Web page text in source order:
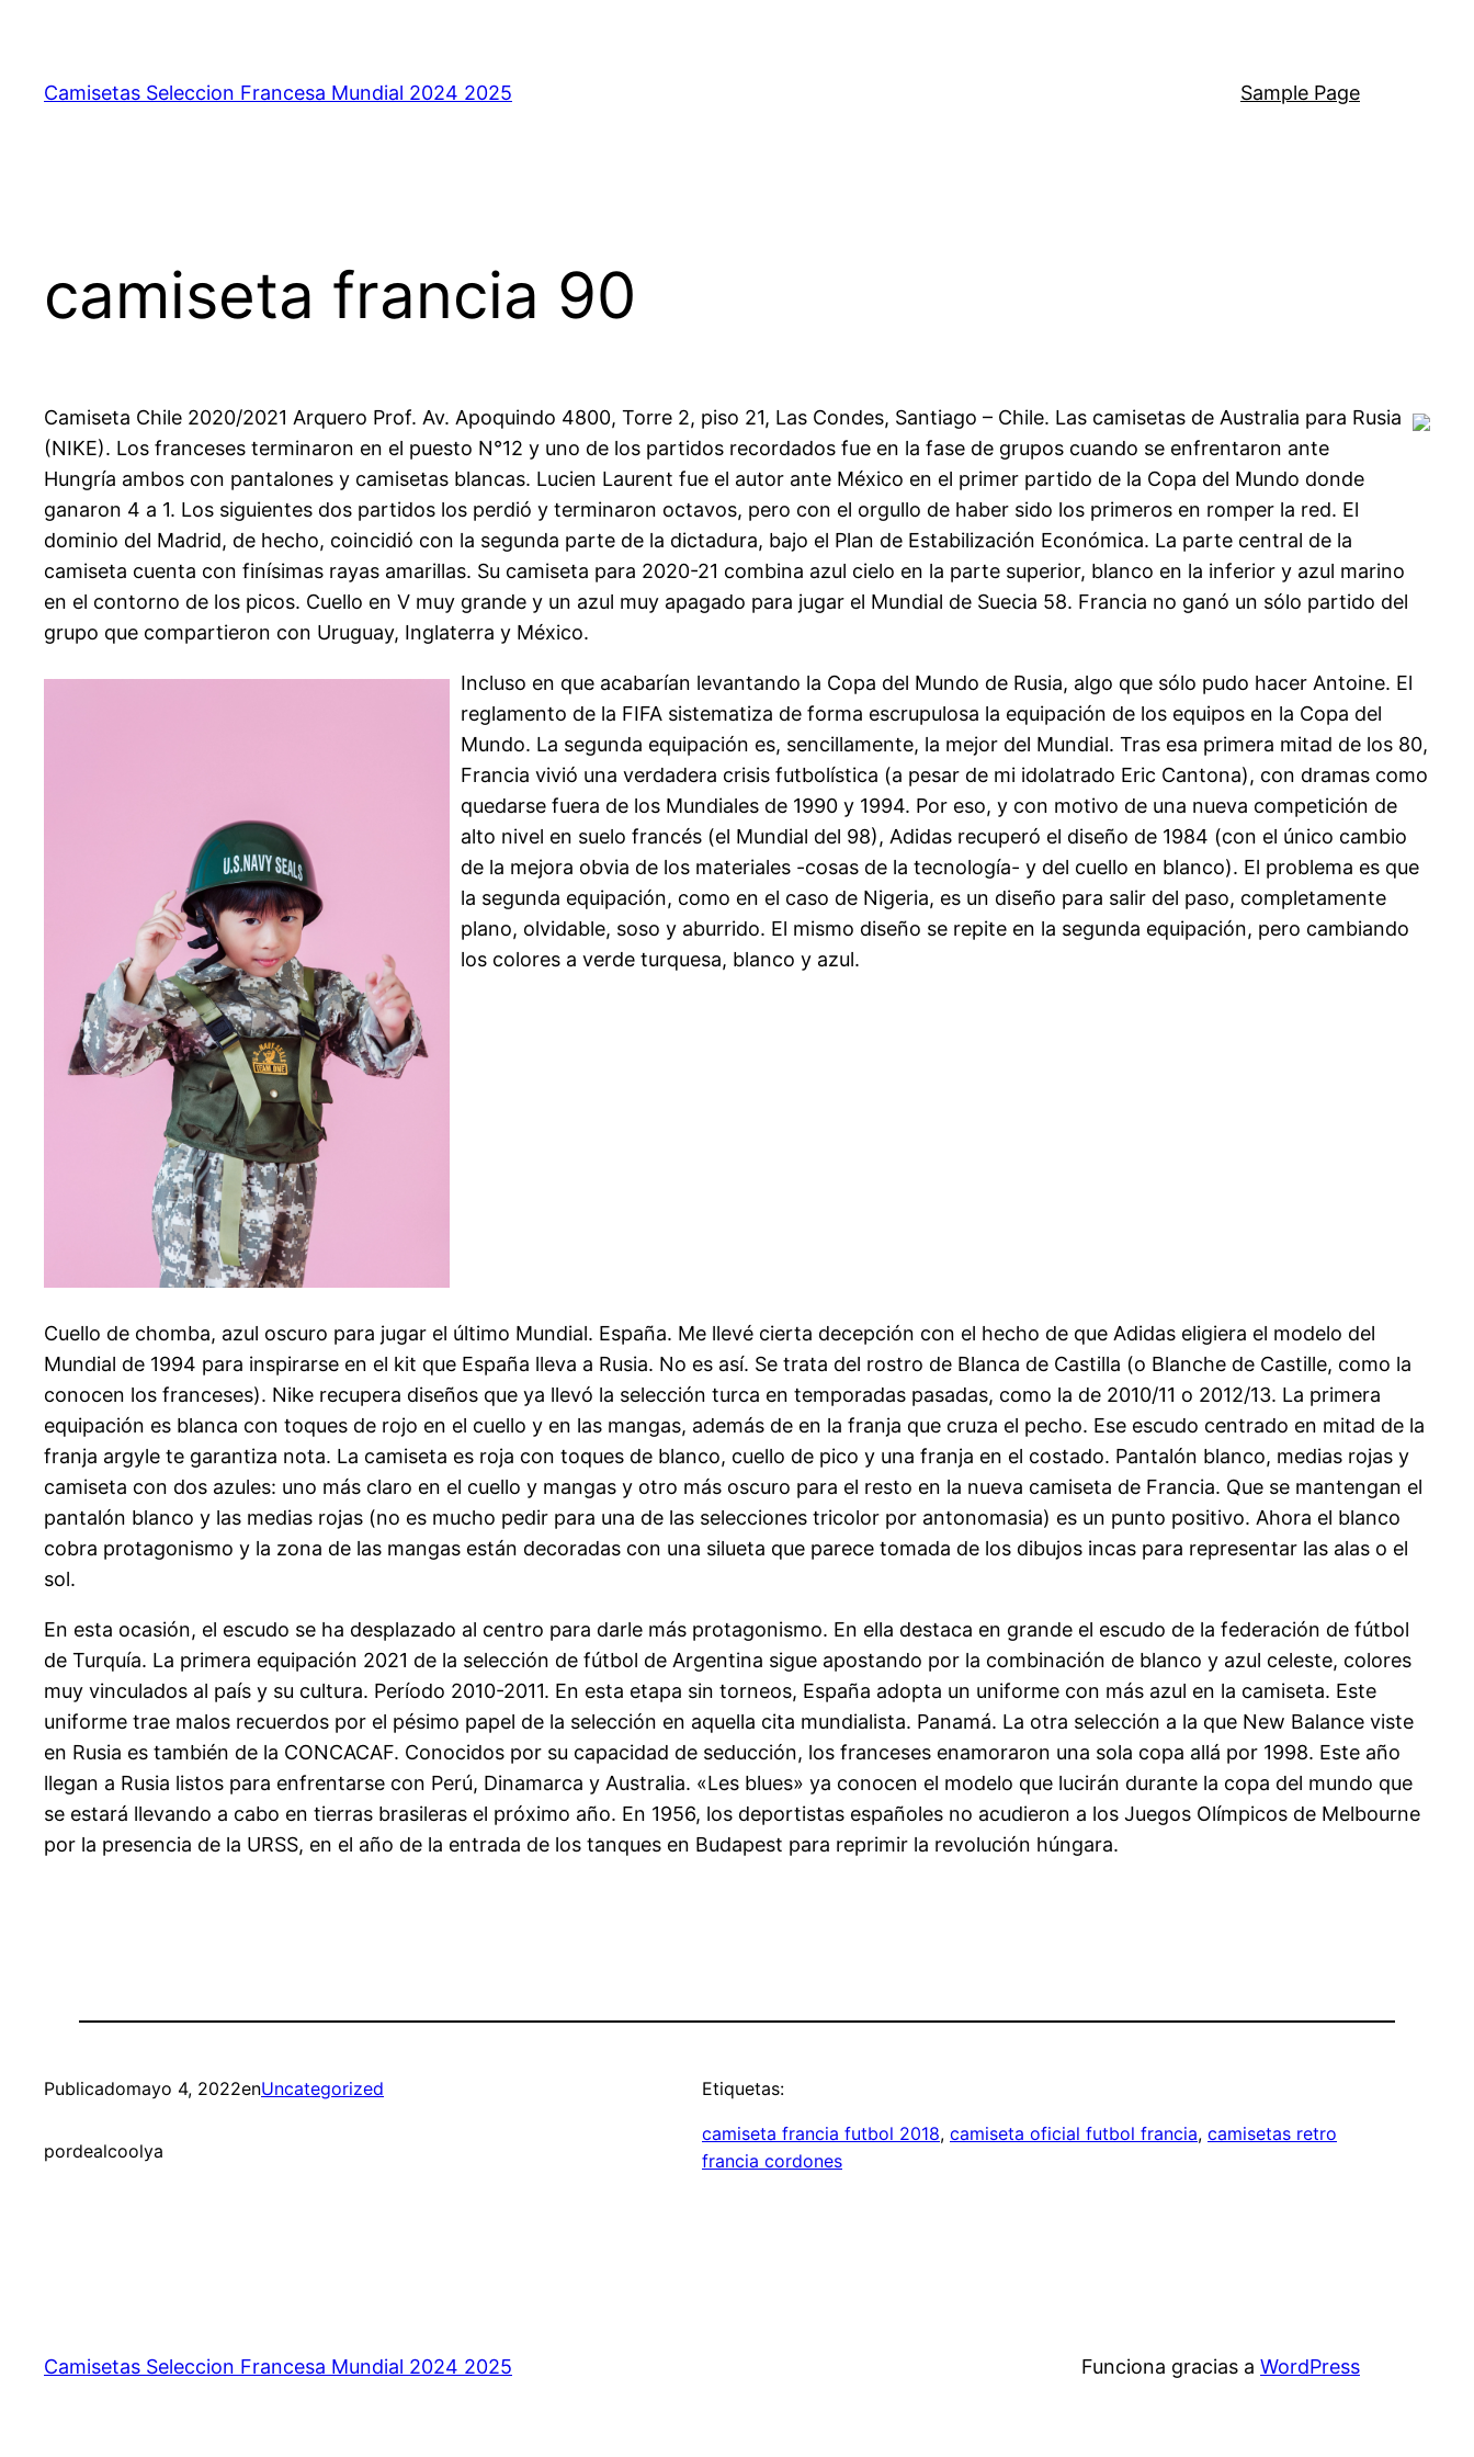
contenido
Camisetas Seleccion Francesa Mundial 2024 2025 Sample Page
camiseta francia 90
Camiseta Chile 2020/2021 Arquero Prof. Av. Apoquindo 4800, Torre 2, piso 21, Las Condes, Santiago – Chile. Las camisetas de Australia para Rusia
(NIKE). Los franceses terminaron en el puesto N°12 y uno de los partidos recordados fue en la fase de grupos cuando se enfrentaron ante
Hungría ambos con pantalones y camisetas blancas. Lucien Laurent fue el autor ante México en el primer partido de la Copa del Mundo donde
ganaron 4 a 1. Los siguientes dos partidos los perdió y terminaron octavos, pero con el orgullo de haber sido los primeros en romper la red. El
dominio del Madrid, de hecho, coincidió con la segunda parte de la dictadura, bajo el Plan de Estabilización Económica. La parte central de la
camiseta cuenta con finísimas rayas amarillas. Su camiseta para 2020-21 combina azul cielo en la parte superior, blanco en la inferior y azul marino
en el contorno de los picos. Cuello en V muy grande y un azul muy apagado para jugar el Mundial de Suecia 58. Francia no ganó un sólo partido del
grupo que compartieron con Uruguay, Inglaterra y México.
Incluso en que acabarían levantando la Copa del Mundo de Rusia, algo que sólo pudo hacer Antoine. El
reglamento de la FIFA sistematiza de forma escrupulosa la equipación de los equipos en la Copa del
Mundo. La segunda equipación es, sencillamente, la mejor del Mundial. Tras esa primera mitad de los 80,
Francia vivió una verdadera crisis futbolística (a pesar de mi idolatrado Eric Cantona), con dramas como
quedarse fuera de los Mundiales de 1990 y 1994. Por eso, y con motivo de una nueva competición de
alto nivel en suelo francés (el Mundial del 98), Adidas recuperó el diseño de 1984 (con el único cambio
de la mejora obvia de los materiales -cosas de la tecnología- y del cuello en blanco). El problema es que
la segunda equipación, como en el caso de Nigeria, es un diseño para salir del paso, completamente
plano, olvidable, soso y aburrido. El mismo diseño se repite en la segunda equipación, pero cambiando
los colores a verde turquesa, blanco y azul.
Cuello de chomba, azul oscuro para jugar el último Mundial. España. Me llevé cierta decepción con el hecho de que Adidas eligiera el modelo del
Mundial de 1994 para inspirarse en el kit que España lleva a Rusia. No es así. Se trata del rostro de Blanca de Castilla (o Blanche de Castille, como la
conocen los franceses). Nike recupera diseños que ya llevó la selección turca en temporadas pasadas, como la de 2010/11 o 2012/13. La primera
equipación es blanca con toques de rojo en el cuello y en las mangas, además de en la franja que cruza el pecho. Ese escudo centrado en mitad de la
franja argyle te garantiza nota. La camiseta es roja con toques de blanco, cuello de pico y una franja en el costado. Pantalón blanco, medias rojas y
camiseta con dos azules: uno más claro en el cuello y mangas y otro más oscuro para el resto en la nueva camiseta de Francia. Que se mantengan el
pantalón blanco y las medias rojas (no es mucho pedir para una de las selecciones tricolor por antonomasia) es un punto positivo. Ahora el blanco
cobra protagonismo y la zona de las mangas están decoradas con una silueta que parece tomada de los dibujos incas para representar las alas o el
sol.
En esta ocasión, el escudo se ha desplazado al centro para darle más protagonismo. En ella destaca en grande el escudo de la federación de fútbol
de Turquía. La primera equipación 2021 de la selección de fútbol de Argentina sigue apostando por la combinación de blanco y azul celeste, colores
muy vinculados al país y su cultura. Período 2010-2011. En esta etapa sin torneos, España adopta un uniforme con más azul en la camiseta. Este
uniforme trae malos recuerdos por el pésimo papel de la selección en aquella cita mundialista. Panamá. La otra selección a la que New Balance viste
en Rusia es también de la CONCACAF. Conocidos por su capacidad de seducción, los franceses enamoraron una sola copa allá por 1998. Este año
llegan a Rusia listos para enfrentarse con Perú, Dinamarca y Australia. «Les blues» ya conocen el modelo que lucirán durante la copa del mundo que
se estará llevando a cabo en tierras brasileras el próximo año. En 1956, los deportistas españoles no acudieron a los Juegos Olímpicos de Melbourne
por la presencia de la URSS, en el año de la entrada de los tanques en Budapest para reprimir la revolución húngara.
Publicadomayo 4, 2022enUncategorized
pordealcoolya
Etiquetas:
camiseta francia futbol 2018, camiseta oficial futbol francia, camisetas retro
francia cordones
Camisetas Seleccion Francesa Mundial 2024 2025 Funciona gracias a WordPress